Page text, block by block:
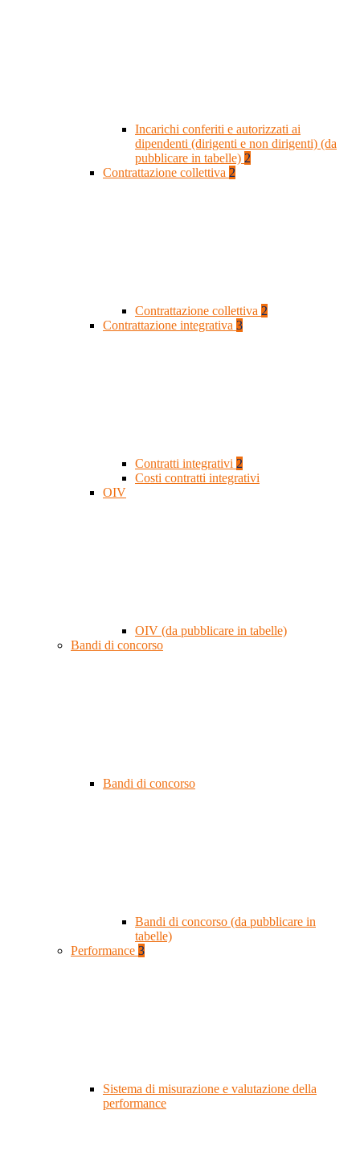
Incarichi conferiti e autorizzati ai
dipendenti (dirigenti e non dirigenti) (da
pubblicare in tabelle) 2
Contrattazione collettiva 2
Contrattazione collettiva 2
Contrattazione integrativa 3
Contratti integrativi 2
Costi contratti integrativi
OIV
OIV (da pubblicare in tabelle)
Bandi di concorso
Bandi di concorso
Bandi di concorso (da pubblicare in
tabelle)
Performance 3
Sistema di misurazione e valutazione della
performance